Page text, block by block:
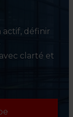
actif, définir
clarté et